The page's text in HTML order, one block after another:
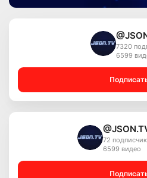
7320
6599
72
6599 видео